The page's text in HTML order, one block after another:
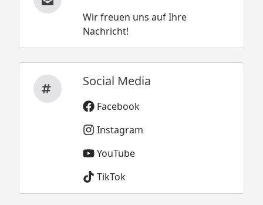
Wir freuen uns auf Ihre
Nachricht!
Social Media
Facebook
Instagram
YouTube
TikTok